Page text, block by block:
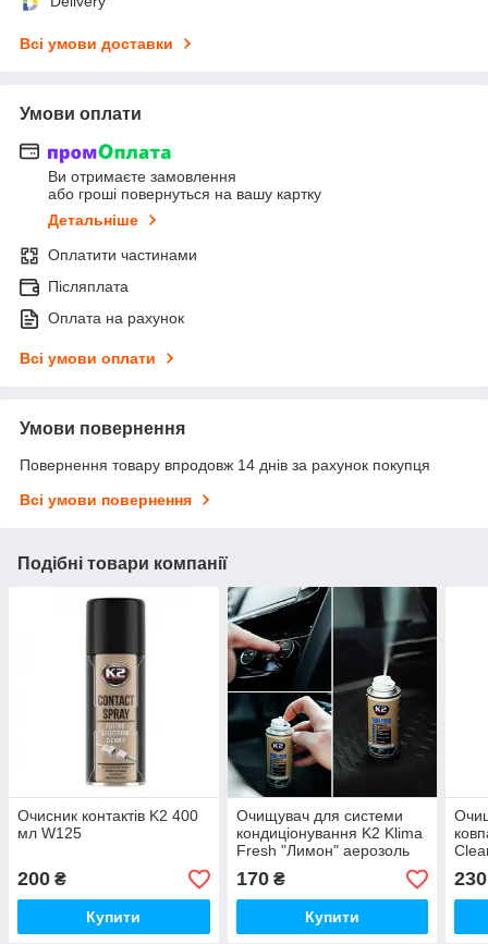
Всі умови доставки
Умови оплати
Ви отримаєте замовлення
або гроші повернуться на вашу картку
Детальніше
Оплатити частинами
Післяплата
Оплата на рахунок
Всі умови оплати
Умови повернення
Повернення товару впродовж 14 днів за рахунок покупця
Всі умови повернення
Подібні товари компанії
Очисник контактів K2 400
мл W125
200 ₴
Купити
Очищувач для системи
кондиціонування K2 Klima
Fresh "Лимон" аерозоль
170₴
Купити
230